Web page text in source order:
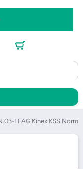
wagen
I FAG Kinex KSS Norm